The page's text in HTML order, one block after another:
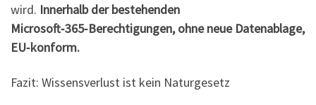
wird. Innerhalb der bestehenden
Microsoft‑365‑Berechtigungen, ohne neue Datenablage,
EU‑konform.
Fazit: Wissensverlust ist kein Naturgesetz